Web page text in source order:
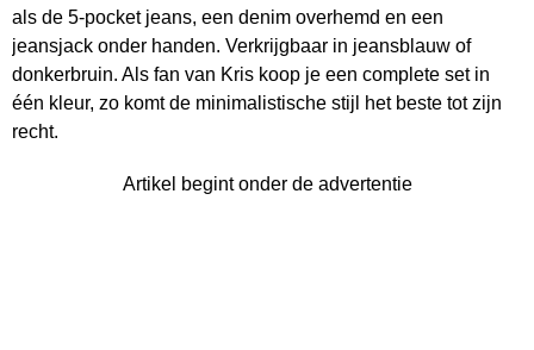
als de 5-pocket jeans, een denim overhemd en een
jeansjack onder handen. Verkrijgbaar in jeansblauw of
donkerbruin. Als fan van Kris koop je een complete set in
één kleur, zo komt de minimalistische stijl het beste tot zijn
recht.
Artikel begint onder de advertentie